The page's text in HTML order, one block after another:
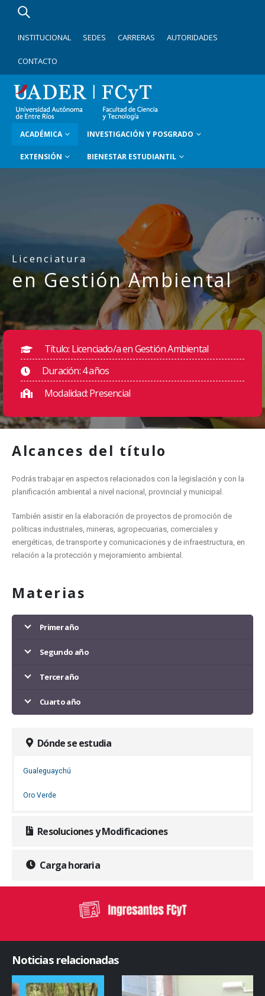
INSTITUCIONAL SEDES CARRERAS AUTORIDADES
CONTACTO
ACADÉMICA INVESTIGACIÓN Y POSGRADO
EXTENSIÓN BIENESTAR ESTUDIANTIL
Licenciatura
en Gestión Ambiental
Título: Licenciado/a en Gestión Ambiental
Duración: 4 años
Modalidad: Presencial
Alcances del título
Podrás trabajar en aspectos relacionados con la legislación y con la
planificación ambiental a nivel nacional, provincial y municipal.
También asistir en la elaboración de proyectos de promoción de
políticas industriales, mineras, agropecuarias, comerciales y
energéticas, de transporte y comunicaciones y de infraestructura, en
relación a la protección y mejoramiento ambiental.
Materias
Primer año
Segundo año
Tercer año
Cuarto año
Dónde se estudia
Gualeguaychú
Oro Verde
Resoluciones y Modificaciones
Carga horaria
Noticias relacionadas